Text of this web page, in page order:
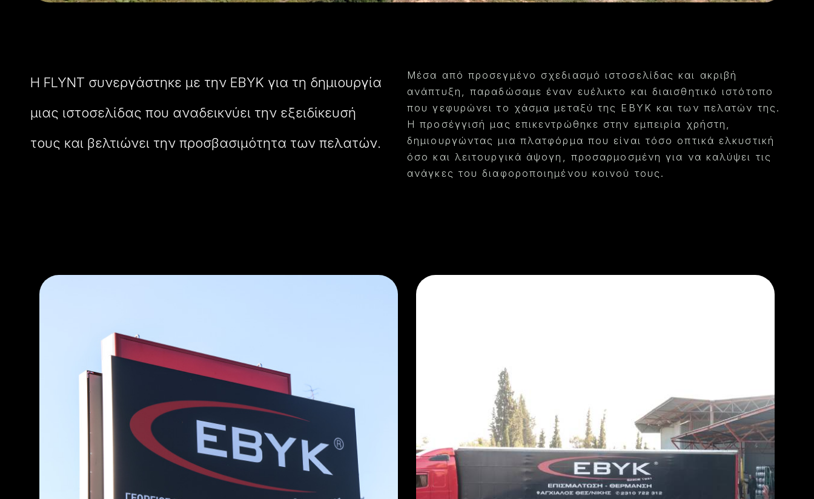
Η FLYNT συνεργάστηκε με την EBYK για τη δημιουργία
μιας ιστοσελίδας που αναδεικνύει την εξειδίκευσή
τους και βελτιώνει την προσβασιμότητα των πελατών.
Μέσα από προσεγμένο σχεδιασμό ιστοσελίδας και ακριβή
ανάπτυξη, παραδώσαμε έναν ευέλικτο και διαισθητικό ιστότοπο
που γεφυρώνει το χάσμα μεταξύ της EBYK και των πελατών της.
Η προσέγγισή μας επικεντρώθηκε στην εμπειρία χρήστη,
δημιουργώντας μια πλατφόρμα που είναι τόσο οπτικά ελκυστική
όσο και λειτουργικά άψογη, προσαρμοσμένη για να καλύψει τις
ανάγκες του διαφοροποιημένου κοινού τους.